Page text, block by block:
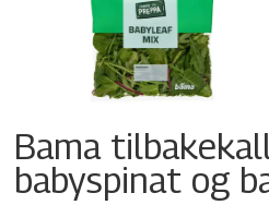
Bama
babyspinat og